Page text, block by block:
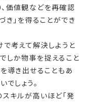
価値観などを再確認
き」を得ることができ
で考えて解決しようと
しか物事を捉えること
導き出せることもあ
でしょう。
キルが高いほど「発